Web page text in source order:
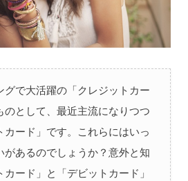
グで大活躍の「クレジットカー
のとして、最近主流になりつつ
カード」です。これらにはいっ
があるのでしょうか？意外と知
ード」と「デビットカード」